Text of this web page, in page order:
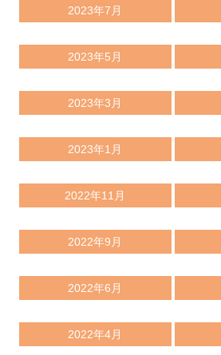
2023年7月
2023年5月
2023年3月
2023年1月
2022年11月
2022年9月
2022年6月
2022年4月